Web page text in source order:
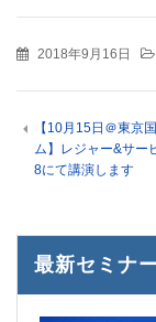
2018年9月16日
【10月15日＠東京
ム】レジャー&サー
8にて講演します
最新セミナ